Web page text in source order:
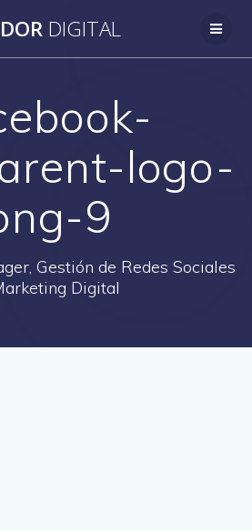
al
DIGITAL
logo-
9
Gestión de Redes Sociales
Digital